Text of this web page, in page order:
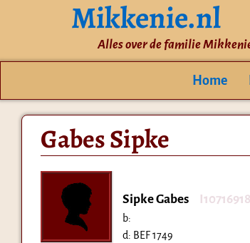
Mikkenie.nl
Alles over de familie
Home
Gabes Sipke
Sipke Gabes
b:
d: BEF 1749